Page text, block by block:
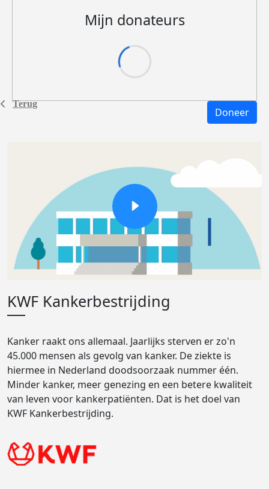
Terug
Mijn donateurs
Doneer
KWF Kankerbestrijding
Kanker raakt ons allemaal. Jaarlijks sterven er zo'n
45.000 mensen als gevolg van kanker. De ziekte is
hiermee in Nederland doodsoorzaak nummer één.
Minder kanker, meer genezing en een betere kwaliteit
van leven voor kankerpatiënten. Dat is het doel van
KWF Kankerbestrijding.